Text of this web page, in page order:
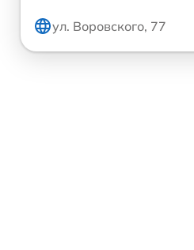
ул. Воровского, 77